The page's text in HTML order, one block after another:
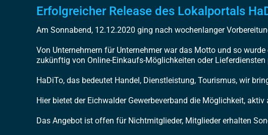
Erfolgreicher Release des Lokalportals
Am Sonnabend, 12.12.2020 ging nach wochenlanger
Von Unternehmern für Unternehmer war das Motto und so
zukünftig von Online-Einkaufs-Möglichkeiten oder Lieferdiensten
HaDiTo, das bedeutet Handel, Dienstleistung, Tourismus, wir
Hier bietet der Eichwalder Gewerbeverband die Möglichkeit,
Das Angebot ist offen für Nichtmitglieder, Mitglieder erhalten